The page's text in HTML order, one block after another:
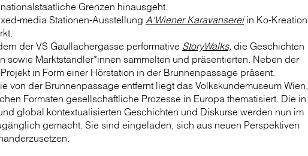
Grenzen hinausgeht.
media Stationen-Ausstellung A‘Wiener Karavansereiin Ko-Kreation
der VS Gaullachergasse performative StoryWalks, die Geschichten
sowie Markt­standler*innen sammelten und präsentierten. Neben der
in Form einer Hörstation in der Brunnenpassage präsent.
von der Brunnen­passage entfernt liegt das Volkskundemuseum Wien,
Formaten gesellschaftliche Prozesse in Europa thematisiert. Die in
global kontextualisierten Geschichten und Diskurse werden nun im
gemacht. Sie sind eingeladen, sich aus neuen Perspektiven